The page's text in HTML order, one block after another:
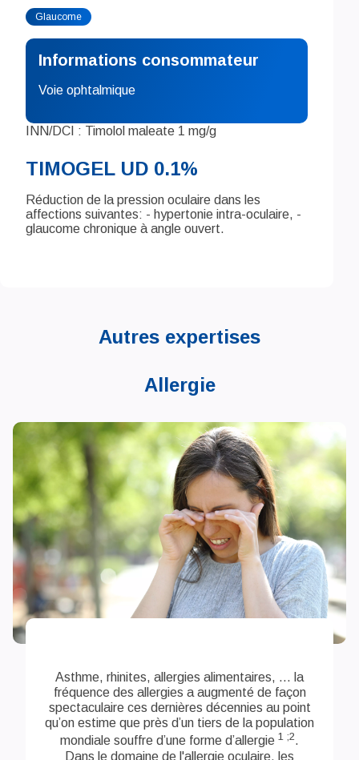
Glaucome
Informations consommateur
Voie ophtalmique
INN/DCI : Timolol maleate 1 mg/g
TIMOGEL UD 0.1%
Réduction de la pression oculaire dans les
affections suivantes: - hypertonie intra-oculaire, -
glaucome chronique à angle ouvert.
Autres expertises
Allergie
Asthme, rhinites, allergies alimentaires, ... la
fréquence des allergies a augmenté de façon
spectaculaire ces dernières décennies au point
qu’on estime que près d’un tiers de la population
mondiale souffre d’une forme d’allergie 1 ;2.
Dans le domaine de l'allergie oculaire, les